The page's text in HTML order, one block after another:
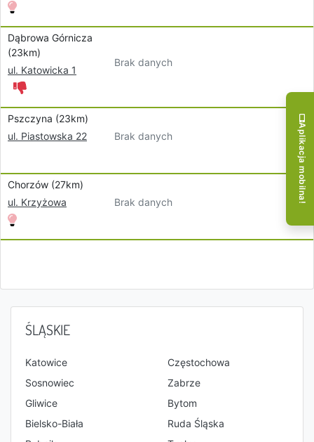
Dąbrowa Górnicza
(23km)
ul. Katowicka 1
Brak danych
Pszczyna (23km)
ul. Piastowska 22
Brak danych
Chorzów (27km)
ul. Krzyżowa
Brak danych
ŚLĄSKIE
Katowice
Częstochowa
Sosnowiec
Zabrze
Gliwice
Bytom
Bielsko-Biała
Ruda Śląska
Aplikacja mobilna!